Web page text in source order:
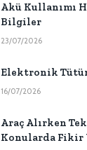
Akü Kullanımı
Bilgiler
23/07/2026
Elektronik
16/07/2026
Araç Alırken
Konularda Fikir